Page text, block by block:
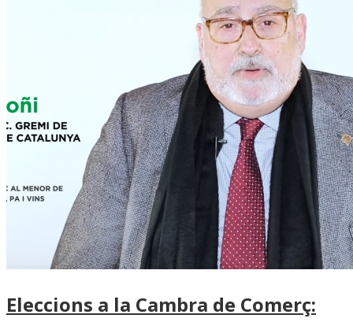
Eleccions a la Cambra de Comerç: